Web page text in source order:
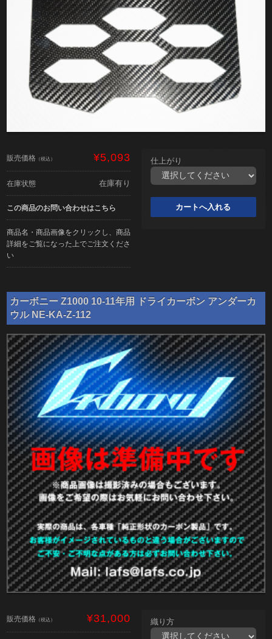
販売価格 （税込） ¥5,093
在庫状態 在庫有り
この商品のお問い合わせはこちら
商品名・商品画像をクリックし、商品
詳細をご覧になった上でご注文くださ
い
仕上がり
カーボニー Z1000 10-11年用 ドライカーボン アンダーカ
ウル NE-KA-Z-112
販売価格 （税込） ¥31,000 織り方